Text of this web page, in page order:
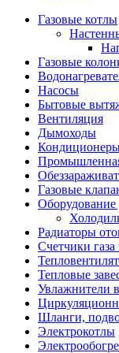
Газовые котлы
Газовые
Насосы
Бытовые
Вентиляция
Дымоходы
Газовые
Оборудование
Радиаторы
Счетчики
Тепловые
Увлажнители
Шланги,
Электрокотлы